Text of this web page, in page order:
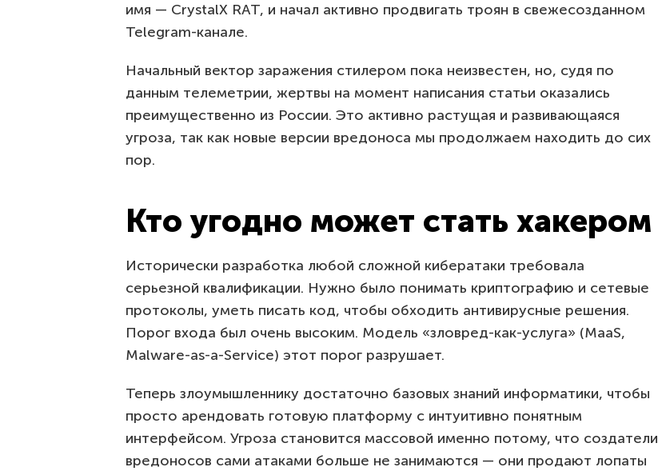
имя — CrystalX RAT, и начал активно продвигать троян в свежесозданном
Telegram-канале.
Начальный вектор заражения стилером пока неизвестен, но, судя по
данным телеметрии, жертвы на момент написания статьи оказались
преимущественно из России. Это активно растущая и развивающаяся
угроза, так как новые версии вредоноса мы продолжаем находить до сих
пор.
Кто угодно может стать хакером
Исторически разработка любой сложной кибератаки требовала
серьезной квалификации. Нужно было понимать криптографию и сетевые
протоколы, уметь писать код, чтобы обходить антивирусные решения.
Порог входа был очень высоким. Модель «зловред-как-услуга» (MaaS,
Malware-as-a-Service) этот порог разрушает.
Теперь злоумышленнику достаточно базовых знаний информатики, чтобы
просто арендовать готовую платформу с интуитивно понятным
интерфейсом. Угроза становится массовой именно потому, что создатели
вредоносов сами атаками больше не занимаются — они продают лопаты